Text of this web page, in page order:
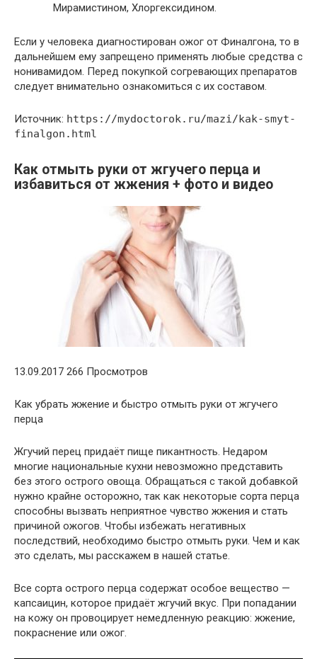
Мирамистином, Хлоргексидином.
Если у человека диагностирован ожог от Финалгона, то в
дальнейшем ему запрещено применять любые средства с
нонивамидом. Перед покупкой согревающих препаратов
следует внимательно ознакомиться с их составом.
Источник: https://mydoctorok.ru/mazi/kak-smyt-
finalgon.html
Как отмыть руки от жгучего перца и
избавиться от жжения + фото и видео
13.09.2017 266 Просмотров
Как убрать жжение и быстро отмыть руки от жгучего
перца
Жгучий перец придаёт пище пикантность. Недаром
многие национальные кухни невозможно представить
без этого острого овоща. Обращаться с такой добавкой
нужно крайне осторожно, так как некоторые сорта перца
способны вызвать неприятное чувство жжения и стать
причиной ожогов. Чтобы избежать негативных
последствий, необходимо быстро отмыть руки. Чем и как
это сделать, мы расскажем в нашей статье.
Все сорта острого перца содержат особое вещество —
капсаицин, которое придаёт жгучий вкус. При попадании
на кожу он провоцирует немедленную реакцию: жжение,
покраснение или ожог.